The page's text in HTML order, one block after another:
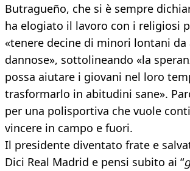
Butragueño, che si è sempre
ha elogiato il lavoro con i religiosi
«tenere decine di minori lontani
dannose», sottolineando «la
possa aiutare i giovani nel loro
trasformarlo in abitudini sane».
per una polisportiva che vuole
vincere in campo e fuori.
Il presidente diventato frate e
Dici Real Madrid e pensi subito ai “